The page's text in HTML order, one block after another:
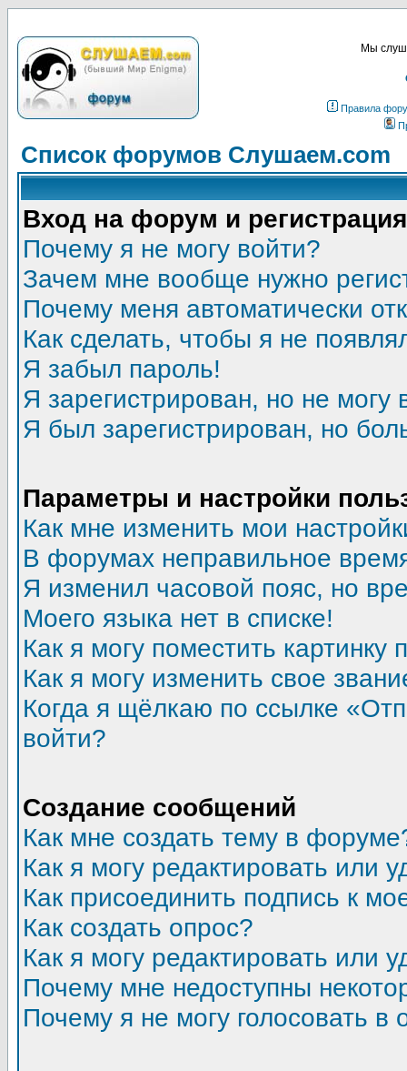
Мы
Правила
Список форумов Слушаем.com
Вход на форум и регистрация
Почему я не могу войти?
Зачем мне вообще нужно
Почему меня автоматически
Как сделать, чтобы я не
Я забыл пароль!
Я зарегистрирован, но не могу
Я был зарегистрирован, но
Параметры и настройки
Как мне изменить мои
В форумах неправильное
Я изменил часовой пояс, но
Моего языка нет в списке!
Как я могу поместить
Как я могу изменить свое
Когда я щёлкаю по ссылке
войти?
Создание сообщений
Как мне создать тему в
Как я могу редактировать или
Как присоединить подпись к
Как создать опрос?
Как я могу редактировать или
Почему мне недоступны
Почему я не могу голосовать в